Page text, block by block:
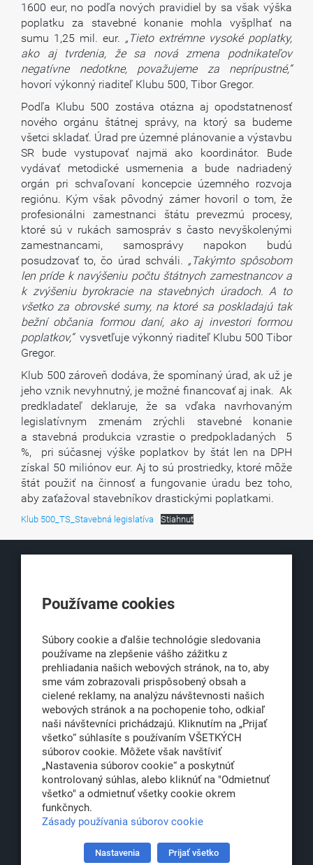
1600 eur, no podľa nových pravidiel by sa však výška
poplatku za stavebné konanie mohla vyšplhať na
sumu 1,25 mil. eur. „Tieto extrémne vysoké poplatky,
ako aj tvrdenia, že sa nová zmena podnikateľov
negatívne nedotkne, považujeme za neprípustné,“
hovorí výkonný riaditeľ Klubu 500, Tibor Gregor.
Podľa Klubu 500 zostáva otázna aj opodstatnenosť
nového orgánu štátnej správy, na ktorý sa budeme
všetci skladať. Úrad pre územné plánovanie a výstavbu
SR bude vystupovať najmä ako koordinátor. Bude
vydávať metodické usmernenia a bude nadriadený
orgán pri schvaľovaní koncepcie územného rozvoja
regiónu. Kým však pôvodný zámer hovoril o tom, že
profesionálni zamestnanci štátu prevezmú procesy,
ktoré sú v rukách samospráv s často nevyškolenými
zamestnancami, samosprávy napokon budú
posudzovať to, čo úrad schváli. „Takýmto spôsobom
len príde k navýšeniu počtu štátnych zamestnancov a
k zvýšeniu byrokracie na stavebných úradoch. A to
všetko za obrovské sumy, na ktoré sa poskladajú tak
bežní občania formou daní, ako aj investori formou
poplatkov,“ vysvetľuje výkonný riaditeľ Klubu 500 Tibor
Gregor.
Klub 500 zároveň dodáva, že spomínaný úrad, ak už je
jeho vznik nevyhnutný, je možné financovať aj inak. Ak
predkladateľ deklaruje, že sa vďaka navrhovaným
legislatívnym zmenám zrýchli stavebné konanie
a stavebná produkcia vzrastie o predpokladaných 5
%, pri súčasnej výške poplatkov by štát len na DPH
získal 50 miliónov eur. Aj to sú prostriedky, ktoré môže
štát použiť na činnosť a fungovanie úradu bez toho,
aby zaťažoval stavebníkov drastickými poplatkami.
Klub 500_TS_Stavebná legislatíva Stiahnuť
Obchodná 6
office@klub500.sk
+421 2 54 646 464
www.klub500.sk
Copyright: Klub 500, 2026
Všetky práva vyhradené
Právna informácia
Používame cookies
Súbory cookie a ďalšie technológie sledovania
používame na zlepšenie vášho zážitku z
prehliadania našich webových stránok, na to, aby
sme vám zobrazovali prispôsobený obsah a
cielené reklamy, na analýzu návštevnosti našich
webových stránok a na pochopenie toho, odkiaľ
naši návštevníci prichádzajú. Kliknutím na „Prijať
všetko“ súhlasíte s používaním VŠETKÝCH
súborov cookie. Môžete však navštíviť
„Nastavenia súborov cookie“ a poskytnúť
kontrolovaný súhlas, alebo kliknúť na "Odmietnuť
všetko" a odmietnuť všetky cookie okrem
funkčnych.
Zásady používania súborov cookie
Nastavenia Prijať všetko